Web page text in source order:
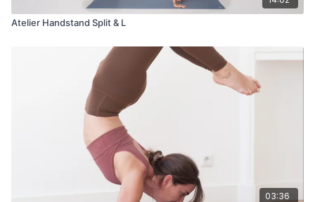
Atelier Handstand Split & L
03:36